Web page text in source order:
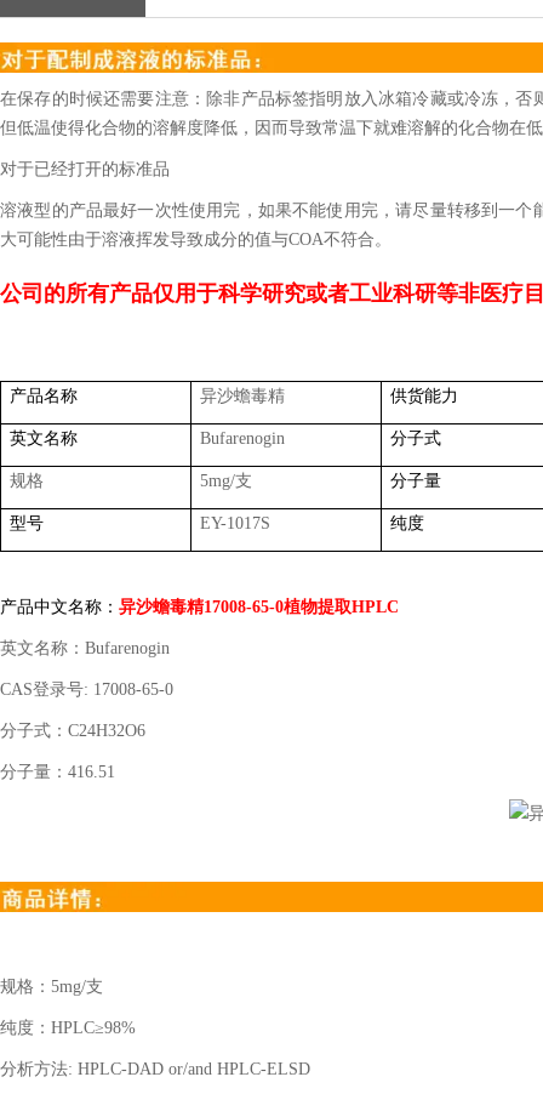
在保存的时候还需要注意：除非产品标签指明放入冰箱冷藏或冷冻，
但低温使得化合物的溶解度降低，因而导致常温下就难溶解的化合物在
对于已经打开的标准品
溶液型的产品最好一次性使用完，如果不能使用完，请尽量转移到一
大可能性由于溶液挥发导致成分的值与COA不符合。
公司的所有产品仅用于科学研究或者工业科研等非医疗
产品名称 异沙蟾毒精 供货能力
英文名称 Bufarenogin 分子式
规格 5mg/支 分子量
型号 EY-1017S 纯度
产品中文名称： 异沙蟾毒精17008-65-0植物提取HPLC
英文名称： Bufarenogin
CAS登录号: 17008-65-0
分子式： C24H32O6
分子量： 416.51
规格： 5mg/支
纯度： HPLC≥98%
分析方法: HPLC-DAD or/and HPLC-ELSD